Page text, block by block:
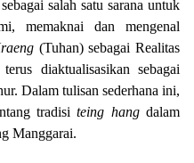
salah satu sarana untuk
memaknai dan mengenal
(Tuhan) sebagai Realitas
diaktualisasikan sebagai
Dalam tulisan sederhana ini,
tradisiteing hang dalam
Manggarai.